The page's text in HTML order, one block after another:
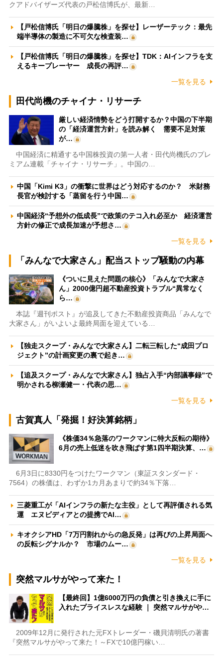
クアドバイザーズ代表の戸松信博氏が、最新…
【戸松信博氏「明日の爆騰株」を探せ】レーザーテック：最先
端半導体の製造に不可欠な検査装…
【戸松信博氏「明日の爆騰株」を探せ】TDK：AIインフラを支
えるキープレーヤー 成長の再評…
一覧を見る
田代尚機のチャイナ・リサーチ
厳しい経済情勢をどう打開するか？中国の下半期
の「経済運営方針」を読み解く 需要不足対策
が…
中国経済に精通する中国株投資の第一人者・田代尚機氏のプレ
ミアム連載「チャイナ・リサーチ」。中国の…
中国「Kimi K3」の衝撃に世界はどう対応するのか？ 米財務
長官が検討する「蒸留を行う中国…
中国経済“予想外の低成長”で政策のテコ入れ必至か 経済運営
方針の修正で成長加速が予想さ…
一覧を見る
「みんなで大家さん」配当ストップ騒動の内幕
《ついに見えた問題の核心》「みんなで大家さ
ん」2000億円超不動産投資トラブル“異常なく
ら…
本誌『週刊ポスト』が追及してきた不動産投資商品「みんなで
大家さん」がいよいよ最終局面を迎えている…
【独走スクープ・みんなで大家さん】二転三転した“成田プロ
ジェクト”の計画変更の裏で起き…
【追及スクープ・みんなで大家さん】独占入手“内部議事録”で
明かされる柳瀬健一・代表の思…
一覧を見る
古賀真人「発掘！好決算銘柄」
《株価34％急落のワークマンに特大反転の期待》
6月の売上低迷を吹き飛ばす第1四半期決算、…
6月3日に8330円をつけたワークマン（東証スタンダード・
7564）の株価は、わずか1カ月あまりで約34％下落…
三菱重工が「AIインフラの新たな主役」として再評価される気
運 エヌビディアとの提携でAI…
キオクシアHD「7万円割れからの急反発」は再びの上昇局面へ
の反転シグナルか？ 市場のムー…
一覧を見る
突然マルサがやって来た！
【最終回】1億6000万円の負債と引き換えに手に
入れたプライスレスな経験 ｜ 突然マルサがや…
2009年12月に発行された元FXトレーダー・磯貝清明氏の著書
『突然マルサがやって来た！～FXで10億円稼い…